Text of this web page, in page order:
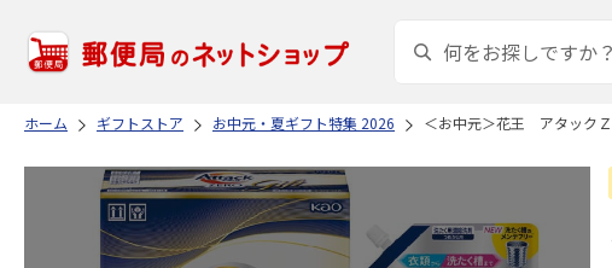
ホーム ギフトストア お中元・夏ギフト特集 2026 ＜お中元＞花王 アタックＺ